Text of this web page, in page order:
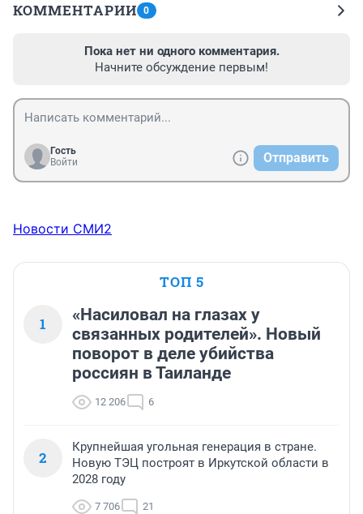
КОММЕНТАРИИ 0
Пока нет ни одного комментария.
Начните обсуждение первым!
Гость
Войти
Отправить
Новости СМИ2
ТОП 5
1
«Насиловал на глазах у
связанных родителей». Новый
поворот в деле убийства
россиян в Таиланде
12 206 6
2
Крупнейшая угольная генерация в стране.
Новую ТЭЦ построят в Иркутской области в
2028 году
7 706 21